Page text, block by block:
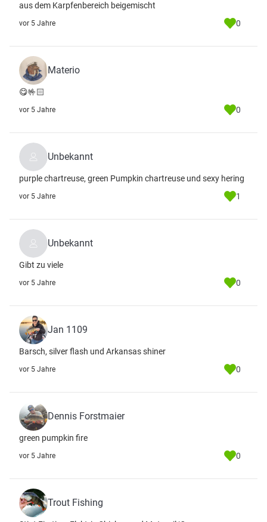
aus dem Karpfenbereich beigemischt
vor 5 Jahre 0
Materio
😋🤟🏻
vor 5 Jahre 0
Unbekannt
purple chartreuse, green Pumpkin chartreuse und sexy hering
vor 5 Jahre 1
Unbekannt
Gibt zu viele
vor 5 Jahre 0
Jan 1109
Barsch, silver flash und Arkansas shiner
vor 5 Jahre 0
Dennis Forstmaier
green pumpkin fire
vor 5 Jahre 0
Trout Fishing